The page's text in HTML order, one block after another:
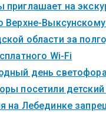
приглашает на
Верхне-
области за
Wi-Fi
день светофора
посетили
на Лебединке